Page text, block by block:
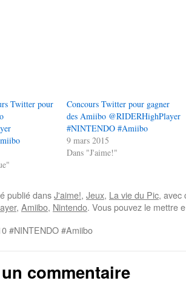
Twitter pour
Concours Twitter pour gagner
des Amiibo @RIDERHighPlayer
#NINTENDO #Amiibo
9 mars 2015
Dans "J'aime!"
publié dansJ'aime!, Jeux, La vie du Pic, avec
, Amiibo, Nintendo. Vous pouvez le mettre
#NINTENDO #Amiibo
commentaire